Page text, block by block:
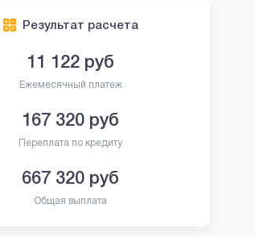
Результат расчета
11 122 руб
Ежемесячный платеж
167 320 руб
Переплата по кредиту
667 320 руб
Общая выплата